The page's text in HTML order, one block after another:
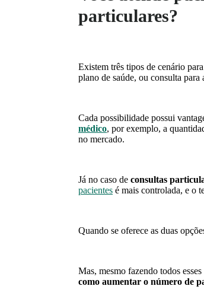
particulares?
Existem três tipos de cenário
plano de saúde, ou consulta para
Cada possibilidade possui
médico, por exemplo, a
no mercado.
Já no caso de consultas
pacientes é mais controlada, e o
Quando se oferece as duas
Mas, mesmo fazendo todos
como aumentar o número de